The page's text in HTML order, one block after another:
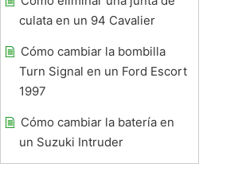
culata en un 94 Cavalier
Cómo cambiar la bombilla
Turn Signal en un Ford Escort
1997
Cómo cambiar la batería en
un Suzuki Intruder